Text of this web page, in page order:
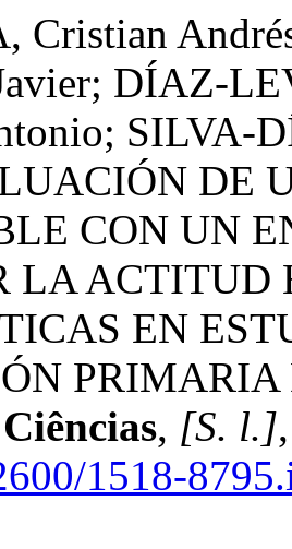
Cristian
DÍAZ-
SILVA-
DE
CON UN
LA ACTITUD
EN
, [S. l.]
1518-